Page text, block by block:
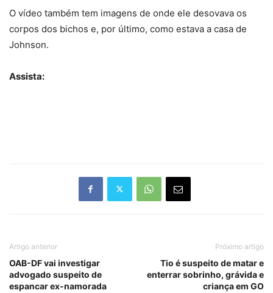
O vídeo também tem imagens de onde ele desovava os
corpos dos bichos e, por último, como estava a casa de
Johnson.
Assista:
Artigo anterior
OAB-DF vai investigar
advogado suspeito de
espancar ex-namorada
Próximo artigo
Tio é suspeito de matar e
enterrar sobrinho, grávida e
criança em GO